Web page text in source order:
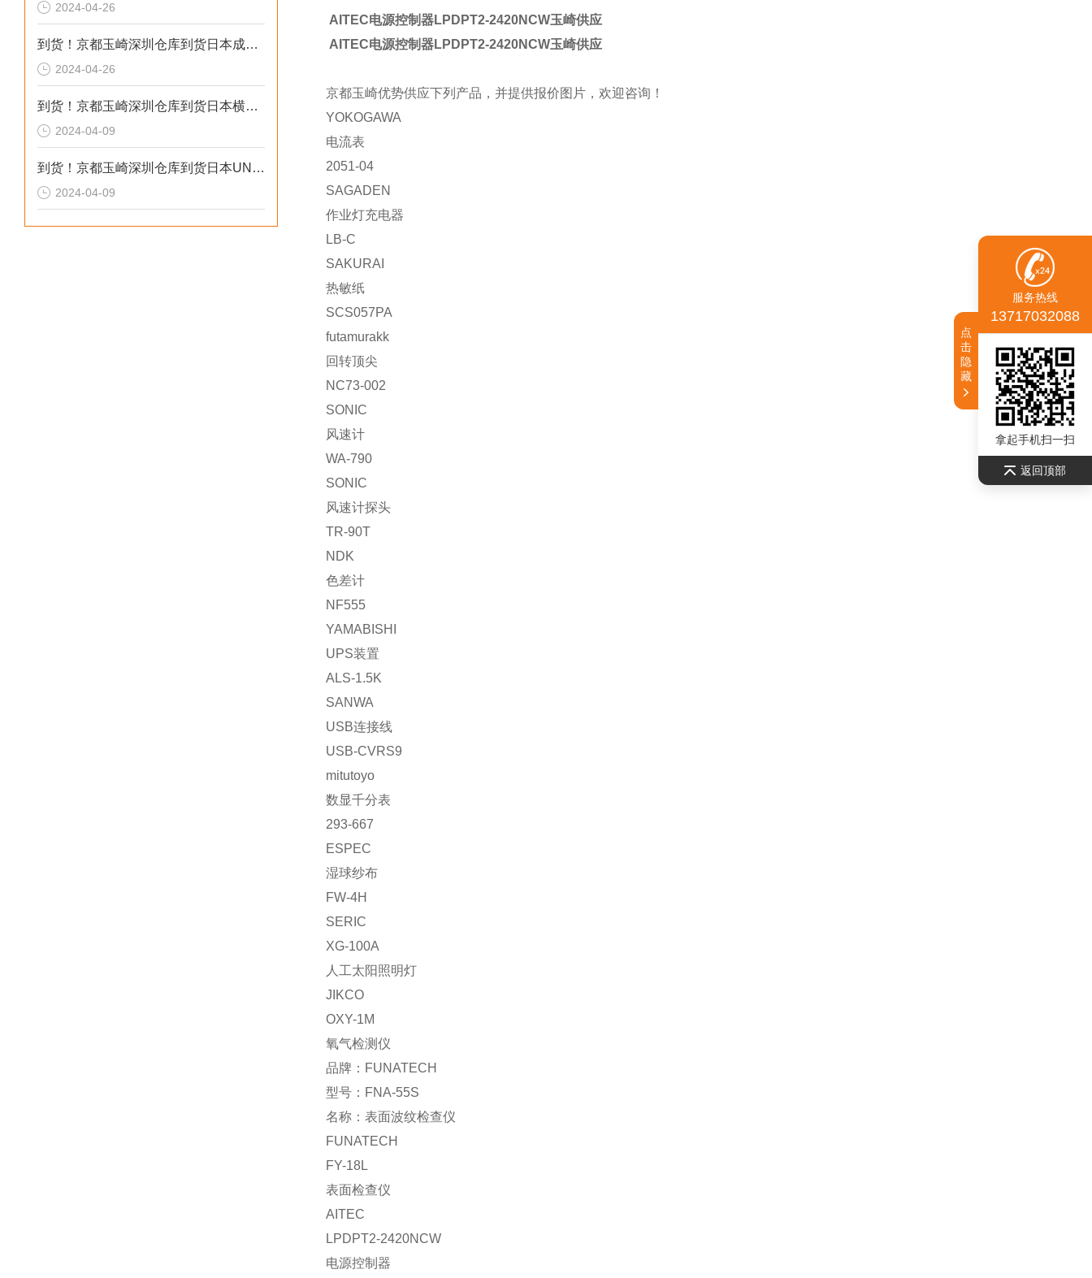
2024-04-26
到货！京都玉崎深圳仓库到货日本成茂锻针仪MF2
2024-04-26
到货！京都玉崎深圳仓库到货日本横河 电导率仪传感器 SC8SG-R31-T-305-P1-A
2024-04-09
到货！京都玉崎深圳仓库到货日本UNITTA音波式皮带张力计U-550替换U-508
2024-04-09
AITEC电源控制器LPDPT2-2420NCW玉崎供应
AITEC电源控制器LPDPT2-2420NCW玉崎供应
京都玉崎优势供应下列产品，并提供报价图片，欢迎咨询！
YOKOGAWA
电流表
2051-04
SAGADEN
作业灯充电器
LB-C
SAKURAI
热敏纸
SCS057PA
futamurakk
回转顶尖
NC73-002
SONIC
风速计
WA-790
SONIC
风速计探头
TR-90T
NDK
色差计
NF555
YAMABISHI
UPS装置
ALS-1.5K
SANWA
USB连接线
USB-CVRS9
mitutoyo
数显千分表
293-667
ESPEC
湿球纱布
FW-4H
SERIC
XG-100A
人工太阳照明灯
JIKCO
OXY-1M
氧气检测仪
品牌：FUNATECH
型号：FNA-55S
名称：表面波纹检查仪
FUNATECH
FY-18L
表面检查仪
AITEC
LPDPT2-2420NCW
电源控制器
服务热线
13717032088
拿起手机扫一扫
返回顶部
点
击
隐
藏